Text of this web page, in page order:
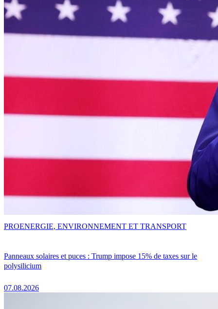
Panneaux solaires et puces : Trump impose 15% de taxes sur le
polysilicium
07.08.2026
PROENERGIE, ENVIRONNEMENT ET TRANSPORT